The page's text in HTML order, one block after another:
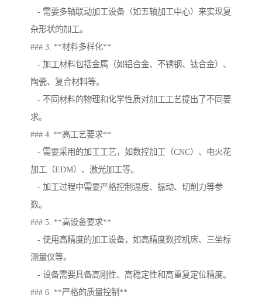
- 需要多轴联动加工设备（如五轴加工中心）来实现复
杂形状的加工。
### 3. **材料多样化**
- 加工材料包括金属（如铝合金、不锈钢、钛合金）、
陶瓷、复合材料等。
- 不同材料的物理和化学性质对加工工艺提出了不同要
求。
### 4. **高工艺要求**
- 需要采用的加工工艺，如数控加工（CNC）、电火花
加工（EDM）、激光加工等。
- 加工过程中需要严格控制温度、振动、切削力等参
数。
### 5. **高设备要求**
- 使用高精度的加工设备，如高精度数控机床、三坐标
测量仪等。
- 设备需要具备高刚性、高稳定性和高重复定位精度。
### 6. **严格的质量控制**